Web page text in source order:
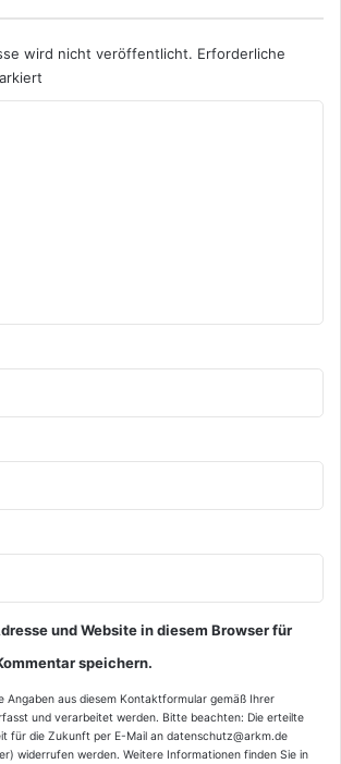
wird nicht veröffentlicht. Erforderliche
und Website in diesem Browser für
speichern.
Angaben aus diesem Kontaktformular gemäß Ihrer
und verarbeitet werden. Bitte beachten: Die erteilte
für die Zukunft per E-Mail an datenschutz@arkm.de
widerrufen werden. Weitere Informationen finden Sie in